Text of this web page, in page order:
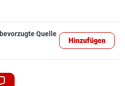
bevorzugte Quelle
Hinzufügen